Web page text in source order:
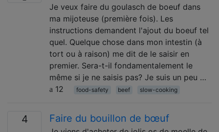
Je veux faire du goulasch de boeuf dans
ma mijoteuse (première fois). Les
instructions demandent l'ajout du boeuf tel
quel. Quelque chose dans mon intestin (à
tort ou à raison) me dit de le saisir en
premier. Sera-t-il fondamentalement le
même si je ne saisis pas? Je suis un peu …
12
food-safety beef slow-cooking
4 Faire du bouillon de bœuf